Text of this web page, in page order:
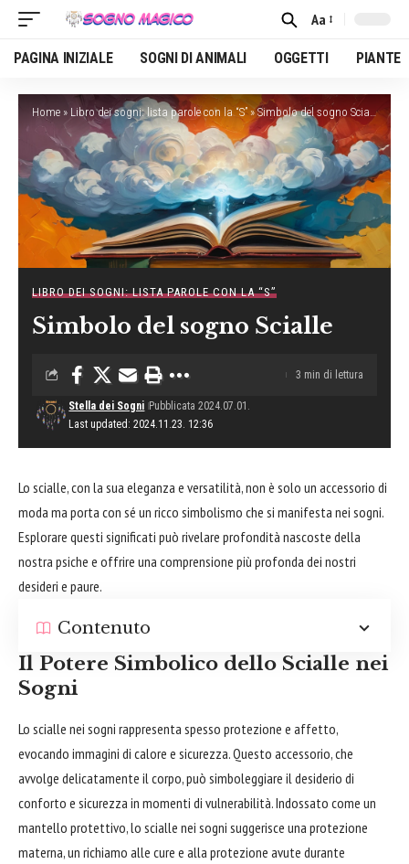
Font
Resizer
Aa
PAGINA INIZIALE SOGNI DI ANIMALI OGGETTI PIANTE
Home » Libro dei sogni: lista parole con la “S”»Simbolo del sogno Scialle
LIBRO DEI SOGNI: LISTA PAROLE CON LA “S”
Simbolo del sogno Scialle
Last updated: 2024.11.23. 12:36
Stella dei Sogni Pubblicata 2024.07.01.
3 min di lettura
Lo scialle, con la sua eleganza e versatilità, non è solo un accessorio di
moda ma porta con sé un ricco simbolismo che si manifesta nei sogni.
Esplorare questi significati può rivelare profondità nascoste della
nostra psiche e offrire una comprensione più profonda dei nostri
desideri e paure.
Contenuto
Il Potere Simbolico dello Scialle nei
Sogni
Lo scialle nei sogni rappresenta spesso protezione e affetto,
evocando immagini di calore e sicurezza. Questo accessorio, che
avvolge delicatamente il corpo, può simboleggiare il desiderio di
conforto e sicurezza in momenti di vulnerabilità. Indossato come un
mantello protettivo, lo scialle nei sogni suggerisce una protezione
materna, un richiamo alle cure e alla protezione avute durante